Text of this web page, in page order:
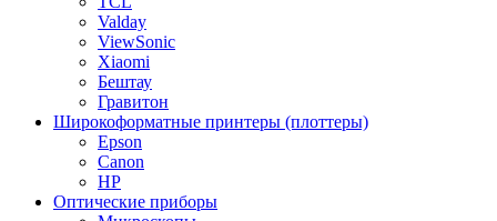
Valday
ViewSonic
Xiaomi
Бештау
Гравитон
Широкоформатные принтеры (плоттеры)
Epson
Canon
HP
Оптические приборы